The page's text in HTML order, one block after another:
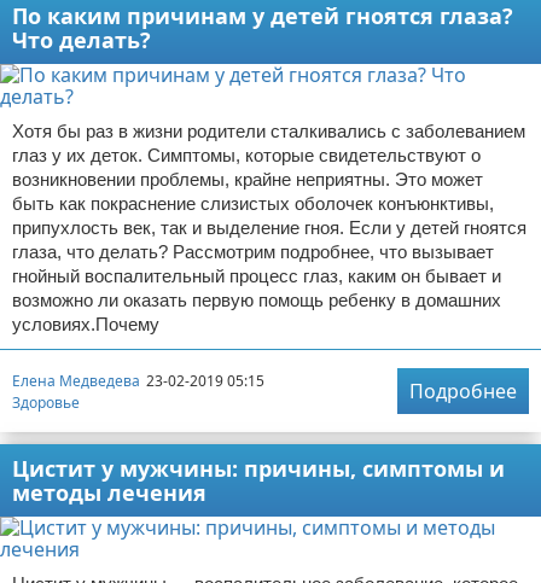
По каким причинам у детей гноятся глаза?
Что делать?
Хотя бы раз в жизни родители сталкивались с заболеванием
глаз у их деток. Симптомы, которые свидетельствуют о
возникновении проблемы, крайне неприятны. Это может
быть как покраснение слизистых оболочек конъюнктивы,
припухлость век, так и выделение гноя. Если у детей гноятся
глаза, что делать? Рассмотрим подробнее, что вызывает
гнойный воспалительный процесс глаз, каким он бывает и
возможно ли оказать первую помощь ребенку в домашних
условиях.Почему
Елена Медведева 23-02-2019 05:15
Здоровье
Подробнее
Цистит у мужчины: причины, симптомы и
методы лечения